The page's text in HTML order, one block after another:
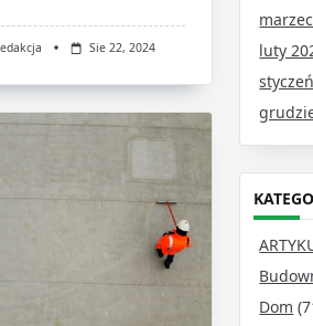
Sie 22, 2024
luty
Dom